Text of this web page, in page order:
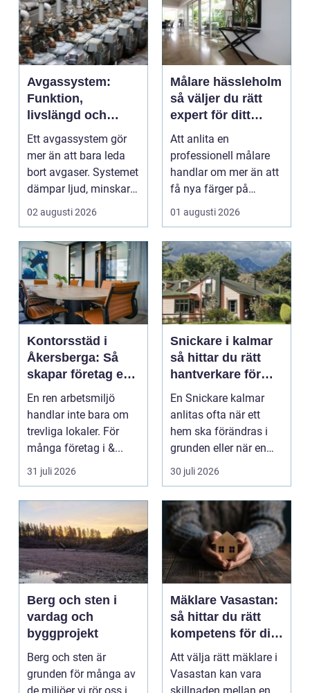
Avgassystem:
Funktion,
livslängd och
smarta val för
bilägare
Ett avgassystem gör
mer än att bara leda
bort avgaser. Systemet
dämpar ljud, minskar
...
02 augusti 2026
Målare hässleholm
så väljer du rätt
expert för ditt
måleriprojekt
Att anlita en
professionell målare
handlar om mer än att
få nya färger på
väggarna. En kunnig
hantve...
01 augusti 2026
Kontorsstäd i
Åkersberga: Så
skapar företag en
ren, trygg och
effektiv
arbetsplats
En ren arbetsmiljö
handlar inte bara om
trevliga lokaler. För
många företag i &...
31 juli 2026
Snickare i kalmar
så hittar du rätt
hantverkare för
ditt byggprojekt
En Snickare kalmar
anlitas ofta när ett
hem ska förändras i
grunden eller när en
detalj äntligen sk...
30 juli 2026
Berg och sten i
vardag och
byggprojekt
Berg och sten är
grunden för många av
Mäklare Vasastan:
så hittar du rätt
kompetens för din
bostadsaffär
Att välja rätt mäklare i
Vasastan kan vara